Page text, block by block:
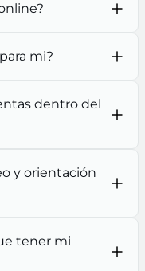
mi?
dentro del
y orientación
tener mi